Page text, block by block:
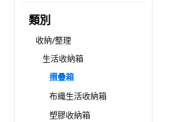
類別
收納/整理
生活收納箱
摺疊箱
布織生活收納箱
塑膠收納箱